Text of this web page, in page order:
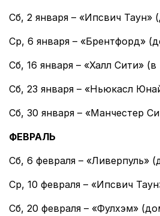
Сб, 2 января – «Ипсвич Таун»
Ср, 6 января – «Брентфорд»
Сб, 16 января – «Халл Сити» (в
Сб, 23 января – «Ньюкасл
Сб, 30 января – «Манчестер
ФЕВРАЛЬ
Сб, 6 февраля – «Ливерпуль»
Ср, 10 февраля – «Ипсвич
Сб, 20 февраля – «Фулхэм»